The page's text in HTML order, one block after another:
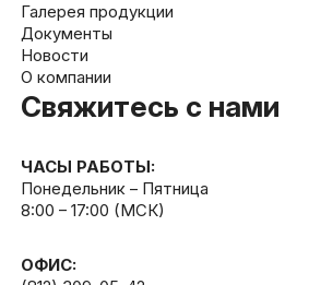
Галерея продукции
Документы
Новости
О компании
Свяжитесь с нами
ЧАСЫ РАБОТЫ:
Понедельник – Пятница
8:00 – 17:00 (МСК)
ОФИС: